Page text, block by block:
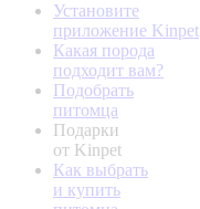
Установите
приложение Kinpet
Какая порода
подходит вам?
Подобрать
питомца
Подарки
от Kinpet
Как выбрать
и купить